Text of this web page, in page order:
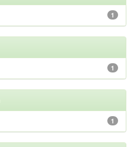
1
1
1